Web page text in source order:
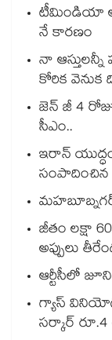
టీమిండియా
నే కారణం
నా
కోరిక వెనుక
జెన్ జీ 4
సీఎం..
ఇరాన్
జీతం లక్షా
అప్పులు
ఆర్టీసీలో
గ్యాస్
సర్కార్ రూ.4